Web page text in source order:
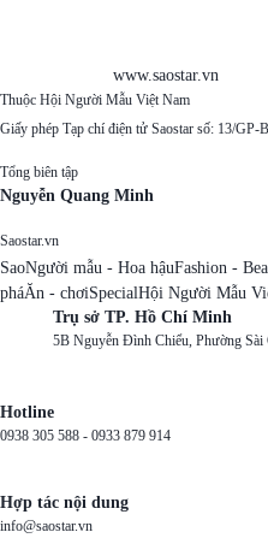
www.saostar.vn
Thuộc Hội Người Mẫu Việt Nam
Giấy phép Tạp chí điện tử Saostar số: 13/
Tổng biên tập
Nguyễn Quang Minh
Saostar.vn
SaoNgười mẫu - Hoa hậuFashion -
pháĂn - chơiSpecialHội Người Mẫu
Trụ sở TP. Hồ Chí Minh
5B Nguyễn Đình Chiểu, Phường Sài
Hotline
0938 305 588 - 0933 879 914
Hợp tác nội dung
info@saostar.vn